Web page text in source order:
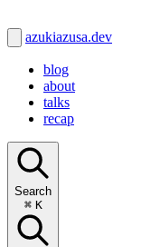
azukiazusa.dev
blog
about
talks
recap
Search
⌘ K